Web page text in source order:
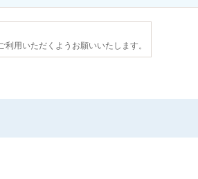
用いただくようお願いいたします。